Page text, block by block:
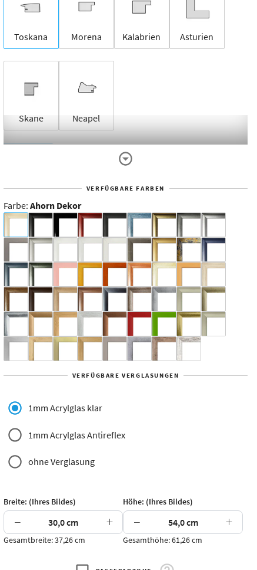
Toskana Morena Kalabrien Asturien
Skane Neapel
Dakota -
Rahmenloser
Aluminium
Yukon Alaska
Jersey Dauphine
Arran Luzern Andros Attika
VERFÜGBARE FARBEN
Farbe: Ahorn Dekor
VERFÜGBARE VERGLASUNGEN
1mm Acrylglas klar
1mm Acrylglas Antireflex
ohne Verglasung
Breite: (Ihres Bildes)
− +
Gesamtbreite: 37,26 cm
Höhe: (Ihres Bildes)
− +
Gesamthöhe: 61,26 cm